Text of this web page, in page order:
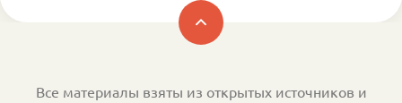
Все материалы взяты из открытых источников и